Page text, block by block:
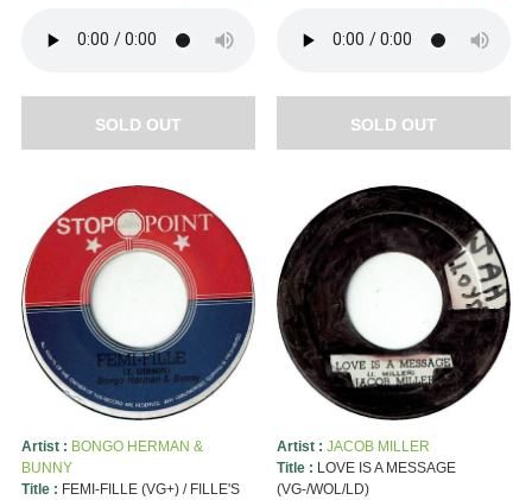
SOLD OUT SOLD OUT
Artist : BONGO HERMAN &
BUNNY
Title : FEMI-FILLE (VG+) / FILLE'S
Artist : JACOB MILLER
Title : LOVE IS A MESSAGE
(VG-/WOL/LD)